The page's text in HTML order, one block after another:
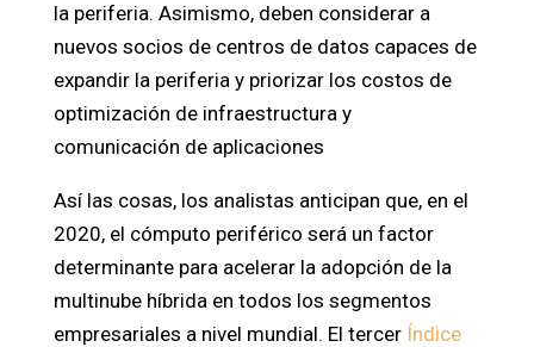
la periferia. Asimismo, deben considerar a
nuevos socios de centros de datos capaces de
expandir la periferia y priorizar los costos de
optimización de infraestructura y
comunicación de aplicaciones
Así las cosas, los analistas anticipan que, en el
2020, el cómputo periférico será un factor
determinante para acelerar la adopción de la
multinube híbrida en todos los segmentos
empresariales a nivel mundial. El tercer Índice